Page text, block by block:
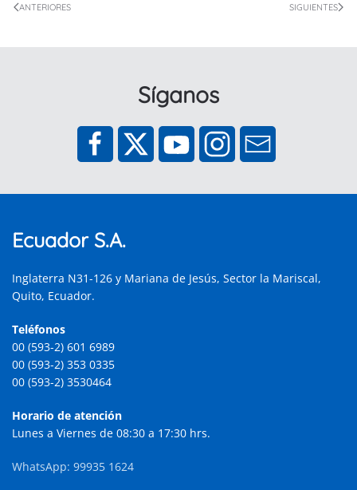
ANTERIORES SIGUIENTES
Síganos
Ecuador S.A.
Inglaterra N31-126 y Mariana de Jesús, Sector la Mariscal,
Quito, Ecuador.
Teléfonos
00 (593-2) 601 6989
00 (593-2) 353 0335
00 (593-2) 3530464
Horario de atención
Lunes a Viernes de 08:30 a 17:30 hrs.
WhatsApp: 99935 1624